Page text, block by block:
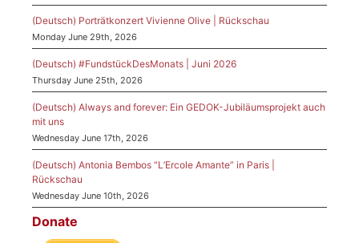
(Deutsch) Porträtkonzert Vivienne Olive | Rückschau
Monday June 29th, 2026
(Deutsch) #FundstückDesMonats | Juni 2026
Thursday June 25th, 2026
(Deutsch) Always and forever: Ein GEDOK-Jubiläumsprojekt auch
mit uns
Wednesday June 17th, 2026
(Deutsch) Antonia Bembos “L’Ercole Amante” in Paris |
Rückschau
Wednesday June 10th, 2026
Donate